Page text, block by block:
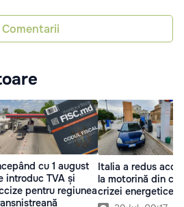
Comentarii
cu 1 august
introduc TVA și
pentru regiunea
Italia a redus
la motorină din
crizei energetice